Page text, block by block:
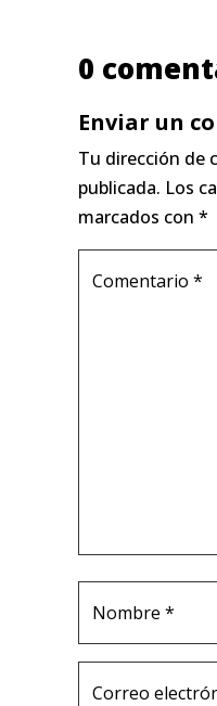
0
Enviar un
Tu dirección de
publicada. Los
marcados con *